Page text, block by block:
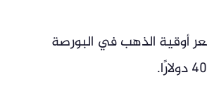
أوقية الذهب في البورصة